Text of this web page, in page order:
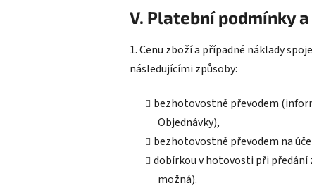
V. Platební podmínky
1. Cenu zboží a případné náklady
následujícími způsoby:
bezhotovostně převodem
Objednávky),
bezhotovostně převodem na
dobírkou v hotovosti při předání
možná).